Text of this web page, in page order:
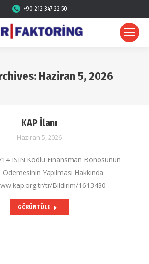
+90 212 347 22 50
Haziran 5, 2026
KAP İlanı
Haziran 5, 2026
ISIN Kodlu Finansman Bonosunun
Yapılması Hakkında
tr/Bildirim/1613480
GÖRÜNTÜLE